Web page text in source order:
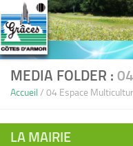
Skip to content
MEDIA FOLDER :
Accueil / 04 Espace
LA MAIRIE